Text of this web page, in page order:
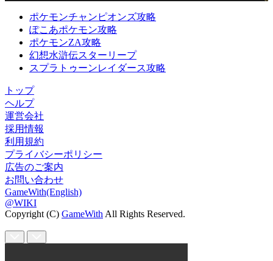
ポケモンチャンピオンズ攻略
ぽこあポケモン攻略
ポケモンZA攻略
幻想水滸伝スターリープ
スプラトゥーンレイダース攻略
トップ
ヘルプ
運営会社
採用情報
利用規約
プライバシーポリシー
広告のご案内
お問い合わせ
GameWith(English)
@WIKI
Copyright (C) GameWith All Rights Reserved.